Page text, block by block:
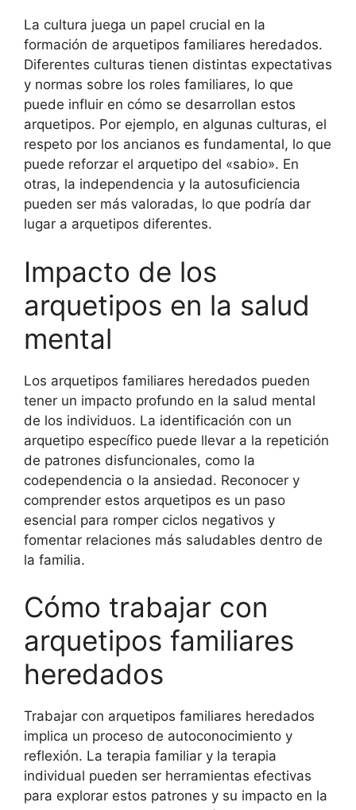
La cultura juega un papel crucial en la
formación de arquetipos familiares heredados.
Diferentes culturas tienen distintas expectativas
y normas sobre los roles familiares, lo que
puede influir en cómo se desarrollan estos
arquetipos. Por ejemplo, en algunas culturas, el
respeto por los ancianos es fundamental, lo que
puede reforzar el arquetipo del «sabio». En
otras, la independencia y la autosuficiencia
pueden ser más valoradas, lo que podría dar
lugar a arquetipos diferentes.
Impacto de los
arquetipos en la salud
mental
Los arquetipos familiares heredados pueden
tener un impacto profundo en la salud mental
de los individuos. La identificación con un
arquetipo específico puede llevar a la repetición
de patrones disfuncionales, como la
codependencia o la ansiedad. Reconocer y
comprender estos arquetipos es un paso
esencial para romper ciclos negativos y
fomentar relaciones más saludables dentro de
la familia.
Cómo trabajar con
arquetipos familiares
heredados
Trabajar con arquetipos familiares heredados
implica un proceso de autoconocimiento y
reflexión. La terapia familiar y la terapia
individual pueden ser herramientas efectivas
para explorar estos patrones y su impacto en la